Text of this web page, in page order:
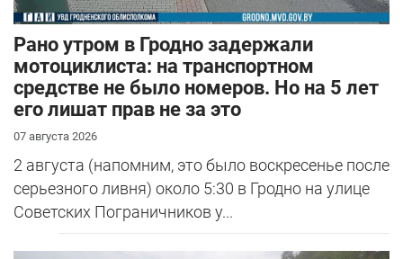
Рано утром в Гродно задержали
мотоциклиста: на транспортном
средстве не было номеров. Но на 5 лет
его лишат прав не за это
07 августа 2026
2 августа (напомним, это было воскресенье после
серьезного ливня) около 5:30 в Гродно на улице
Советских Пограничников у...